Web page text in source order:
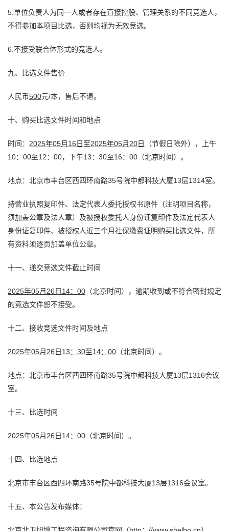
5.单位负责人为同一人或者存在直接控股、管理关系的不同竞选人，
不得参加本项目比选，否则均视为无效竞选。
6.不接受联合体形式的竞选人。
九、比选文件售价
人民币500元/本，售后不退。
十、购买比选文件时间和地点
时间： 2025年05月16日 至2025年05月20日
（节假日除外），上午
10：00至12：00，下午13：30至16：00（北京时间）。
地点：北京市丰台区西四环南路35号院中都科技大厦13层1314室。
持营业执照复印件、法定代表人委托授权书原件（注明项目名称，
须加盖公章及法人章）及被授权委托人身份证复印件及法定代表人
身份证复印件、被授权人近三个月社保缴费证明购买比选文件，所
有资料须逐页加盖单位公章。
十一、递交竞选文件截止时间
2025年05月26日14：00 （北京时间），逾期收到或不符合密封规定
的竞选文件恕不接受。
十二、接收竞选文件时间及地点
2025年05月26日13：30至14： 00 （北京时间）。
地点：北京市丰台区西四环南路35号院中都科技大厦13层1316会议
室。
十三、比选时间
2025年05月26日14：00 （北京时间）。
十四、比选地点
北京市丰台区西四环南路35号院中都科技大厦13层1316会议室。
十五、本公告发布媒体：